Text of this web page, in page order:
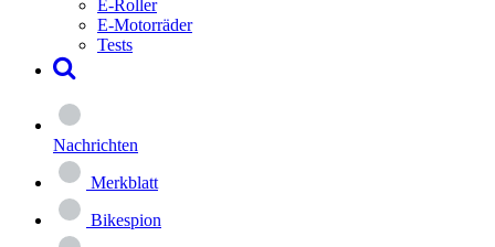
E-Roller
E-Motorräder
Tests
Nachrichten
Merkblatt
Bikespion